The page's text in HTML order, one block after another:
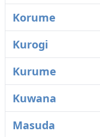
Korume
Kurogi
Kurume
Kuwana
Masuda